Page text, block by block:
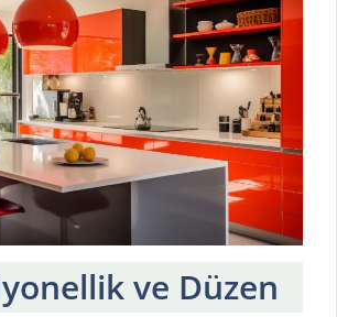
ve Düzen